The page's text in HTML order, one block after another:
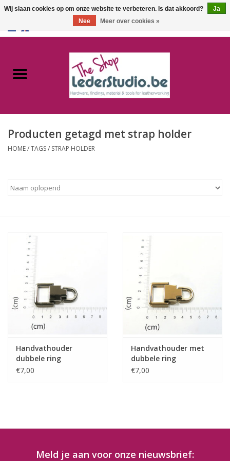
Catalogus
FAQ
Producten getagd met strap holder
HOME/TAGS/ STRAP HOLDER
Handvathouder
dubbele ring
€7,00
Handvathouder met
dubbele ring
€7,00
Meld je aan voor onze nieuwsbrief:
Wij slaan cookies op om onze website te verbeteren. Is dat akkoord?
Ja
Nee
Meer over cookies »